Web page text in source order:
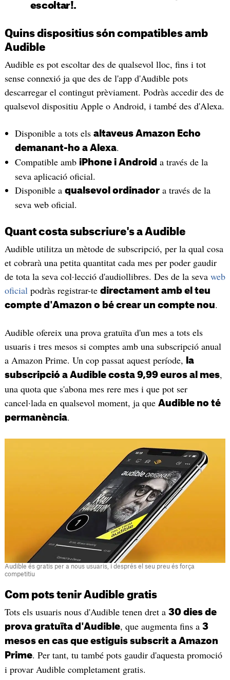
escoltar!.
Quins dispositius són compatibles amb
Audible
Audible es pot escoltar des de qualsevol lloc, fins i tot
sense connexió ja que des de l'app d'Audible pots
descarregar el contingut prèviament. Podràs accedir des de
qualsevol dispositiu Apple o Android, i també des d'Alexa.
Disponible a tots els altaveus Amazon Echo
demanant-ho a Alexa.
Compatible amb iPhone i Android a través de la
seva aplicació oficial.
Disponible a qualsevol ordinadora través de la
seva web oficial.
Quant costa subscriure's a Audible
Audible utilitza un mètode de subscripció, per la qual cosa
et cobrarà una petita quantitat cada mes per poder gaudir
de tota la seva col·lecció d'audiollibres. Des de la seva web
oficial podràs registrar-te directament amb el teu
compte d'Amazon o bé crear un compte nou.
Audible ofereix una prova gratuïta d'un mes a tots els
usuaris i tres mesos si comptes amb una subscripció anual
a Amazon Prime. Un cop passat aquest període,
la
subscripció a Audible costa 9,99 euros al mes,
una quota que s'abona mes rere mes i que pot ser
cancel·lada en qualsevol moment, ja que Audible no té
permanència.
Audible és gratis per a nous usuaris, i després el seu preu és força
competitiu
Com pots tenir Audible gratis
Tots els usuaris nous d'Audible tenen dret a 30 dies de
prova gratuïta d'Audible, que augmenta fins a 3
mesos en cas que estiguis subscrit a Amazon
Prime. Per tant, tu també pots gaudir d'aquesta promoció
i provar Audible completament gratis.